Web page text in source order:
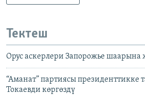
Тектеш
Орус аскерлери Запорожье шаарына
“Аманат” партиясы президенттикке
Токаевди көргөздү